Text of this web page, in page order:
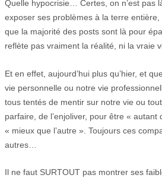
Quelle hypocrisie… Certes, on n’est pas
exposer ses problèmes à la terre
que la majorité des posts sont là pour
reflète pas vraiment la réalité, ni la vraie
Et en effet, aujourd’hui plus qu’hier, et
vie personnelle ou notre vie
tous tentés de mentir sur notre vie ou
parfaire, de l’enjoliver, pour être « autant
« mieux que l’autre ». Toujours ces
autres…
Il ne faut SURTOUT pas montrer ses